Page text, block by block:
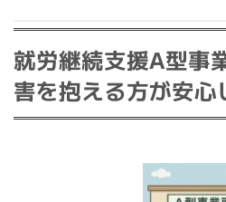
就労継続支援A型事
害を抱える方が安